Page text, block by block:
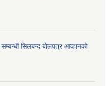
सिलबन्द बोलपत्र आव्हानको